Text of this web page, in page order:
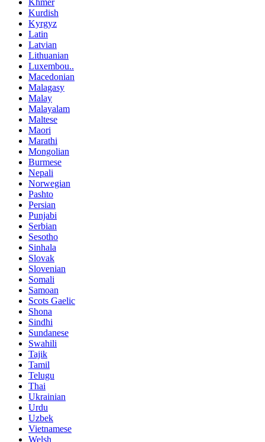
Kurdish
Kyrgyz
Latin
Latvian
Lithuanian
Luxembou..
Macedonian
Malagasy
Malay
Malayalam
Maltese
Maori
Marathi
Mongolian
Burmese
Nepali
Norwegian
Pashto
Persian
Punjabi
Serbian
Sesotho
Sinhala
Slovak
Slovenian
Somali
Samoan
Scots Gaelic
Shona
Sindhi
Sundanese
Swahili
Tajik
Tamil
Telugu
Thai
Ukrainian
Urdu
Uzbek
Vietnamese
Welsh